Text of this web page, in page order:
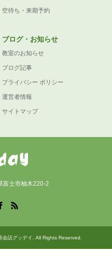
空待ち・来期予約
ブログ・お知らせ
教室のお知らせ
ブログ記事
プライバシー ポリシー
運営者情報
サイトマップ
富士市柚木220-2
話グッデイ . All Rights Reserved.